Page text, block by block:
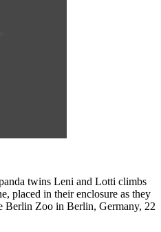
twins Leni and Lotti climbs
placed in their enclosure as they
Berlin Zoo in Berlin, Germany, 22